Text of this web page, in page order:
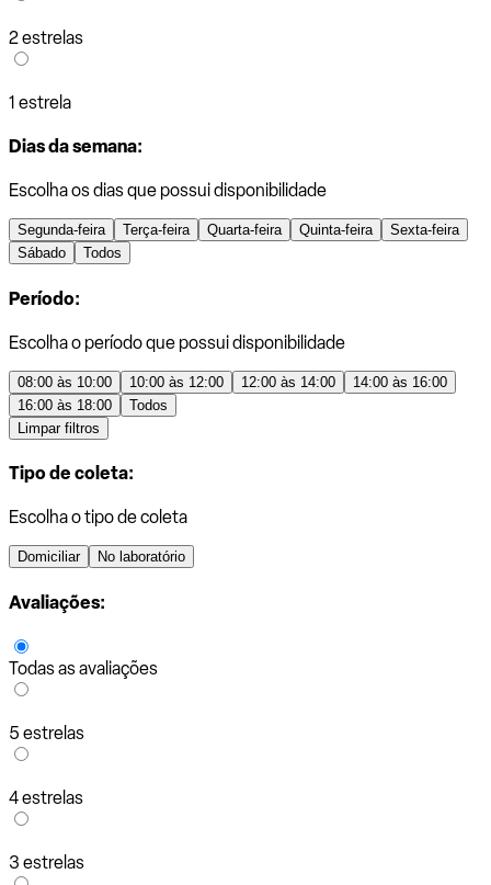
2 estrelas
1 estrela
Dias da semana:
Escolha os dias que possui disponibilidade
Segunda-feira Terça-feira Quarta-feira Quinta-feira
Sexta-feira
Sábado
Todos
Período:
Escolha o período que possui disponibilidade
08:00 às 10:00 10:00 às 12:00 12:00 às 14:00
14:00 às 16:00
16:00 às 18:00
Todos
Limpar filtros
Tipo de coleta:
Escolha o tipo de coleta
Domiciliar No laboratório
Avaliações:
Todas as avaliações
5 estrelas
4 estrelas
3 estrelas